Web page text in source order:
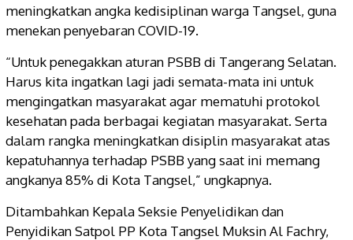
meningkatkan angka kedisiplinan warga Tangsel, guna
menekan penyebaran COVID-19.
“Untuk penegakkan aturan PSBB di Tangerang Selatan.
Harus kita ingatkan lagi jadi semata-mata ini untuk
mengingatkan masyarakat agar mematuhi protokol
kesehatan pada berbagai kegiatan masyarakat. Serta
dalam rangka meningkatkan disiplin masyarakat atas
kepatuhannya terhadap PSBB yang saat ini memang
angkanya 85% di Kota Tangsel,” ungkapnya.
Ditambahkan Kepala Seksie Penyelidikan dan
Penyidikan Satpol PP Kota Tangsel Muksin Al Fachry,